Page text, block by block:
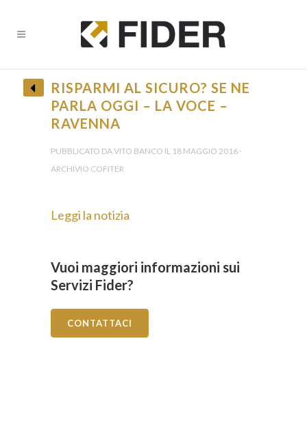
RISPARMI AL SICURO? SE NE
PARLA OGGI – LA VOCE –
RAVENNA
PUBBLICATO DA VITO BANCO IL 18 MAGGIO 2016 -
ARCHIVIO COFITER
Leggi la notizia
Vuoi maggiori informazioni sui
Servizi Fider?
CONTATTACI